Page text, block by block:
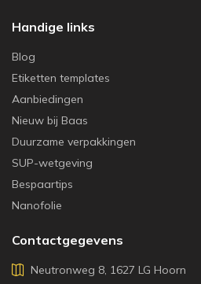
Handige links
Blog
Etiketten templates
Aanbiedingen
Nieuw bij Baas
Duurzame verpakkingen
SUP-wetgeving
Bespaartips
Nanofolie
Contactgegevens
Neutronweg 8, 1627 LG Hoorn